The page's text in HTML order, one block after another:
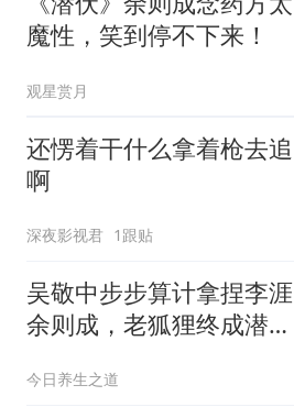
魔性，笑到停不下来！
观星赏月
还愣着干什么拿着枪去追
啊
深夜影视君 1跟贴
吴敬中步步算计拿捏李涯
余则成，老狐狸终成潜伏
今日养生之道